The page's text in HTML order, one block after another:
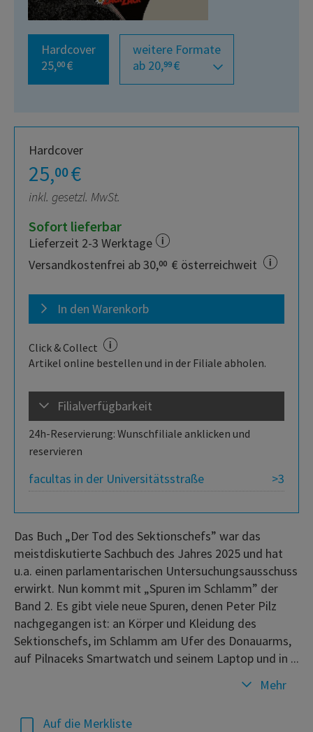
Hardcover
25,00 €
weitere Formate
ab 20,99 €
Hardcover
25,00€
inkl. gesetzl. MwSt.
Sofort lieferbar
Lieferzeit 2-3 Werktage
Versandkostenfrei ab 30,00 € österreichweit
In den Warenkorb
Click & Collect
Artikel online bestellen und in der Filiale abholen.
Filialverfügbarkeit
24h-Reservierung: Wunschfiliale anklicken und
reservieren
>3
facultas in der Universitätsstraße
Auf die Merkliste
Das Buch „Der Tod des Sektionschefs” war das
meistdiskutierte Sachbuch des Jahres 2025 und hat
u.a. einen parlamentarischen Untersuchungsausschuss
erwirkt. Nun kommt mit „Spuren im Schlamm” der
Band 2. Es gibt viele neue Spuren, denen Peter Pilz
nachgegangen ist: an Körper und Kleidung des
Sektionschefs, im Schlamm am Ufer des Donauarms,
auf Pilnaceks Smartwatch und seinem Laptop und in ...
Mehr